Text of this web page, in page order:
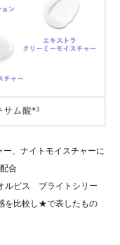
、ナイトモイスチャーに
合
ルビス ブライトシリー
比較し★で表したもの